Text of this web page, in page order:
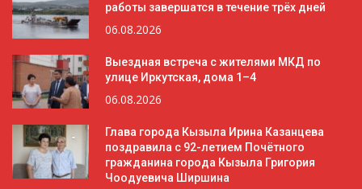
работы завершатся в течение трёх дней
06.08.2026
Выездная встреча с жителями МКД по
улице Иркутская, дома 1–4
06.08.2026
Глава города Кызыла Ирина Казанцева
поздравила с 92-летием Почётного
гражданина города Кызыла Григория
Чоодуевича Ширшина